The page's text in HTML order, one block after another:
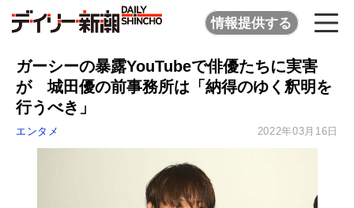
情報提供する
ガーシーの暴露YouTubeで俳優たちに実害
が 城田優の前事務所は「納得のゆく釈明を
行うべき」
エンタメ 2022年03月16日